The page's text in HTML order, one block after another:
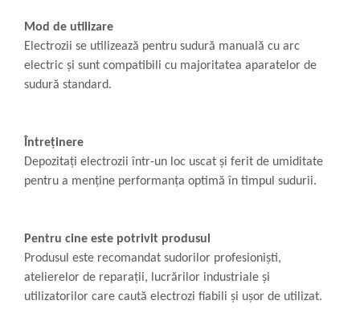
Mod de utilizare
Electrozii se utilizează pentru sudură manuală cu arc
electric și sunt compatibili cu majoritatea aparatelor de
sudură standard.
Întreținere
Depozitați electrozii într-un loc uscat și ferit de umiditate
pentru a menține performanța optimă în timpul sudurii.
Pentru cine este potrivit produsul
Produsul este recomandat sudorilor profesioniști,
atelierelor de reparații, lucrărilor industriale și
utilizatorilor care caută electrozi fiabili și ușor de utilizat.